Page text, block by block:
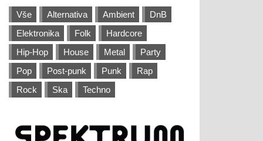
Vše Alternativa Ambient
DnB
Elektronika
Folk
Hardcore
Hip-Hop
House Metal
Party
Pop
Post-punk Punk
Rap
Rock
Ska Techno